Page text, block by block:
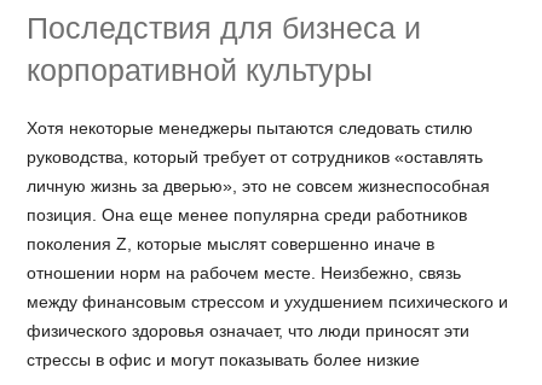
Последствия для бизнеса и
корпоративной культуры
Хотя некоторые менеджеры пытаются следовать стилю
руководства, который требует от сотрудников «оставлять
личную жизнь за дверью», это не совсем жизнеспособная
позиция. Она еще менее популярна среди работников
поколения Z, которые мыслят совершенно иначе в
отношении норм на рабочем месте. Неизбежно, связь
между финансовым стрессом и ухудшением психического и
физического здоровья означает, что люди приносят эти
стрессы в офис и могут показывать более низкие